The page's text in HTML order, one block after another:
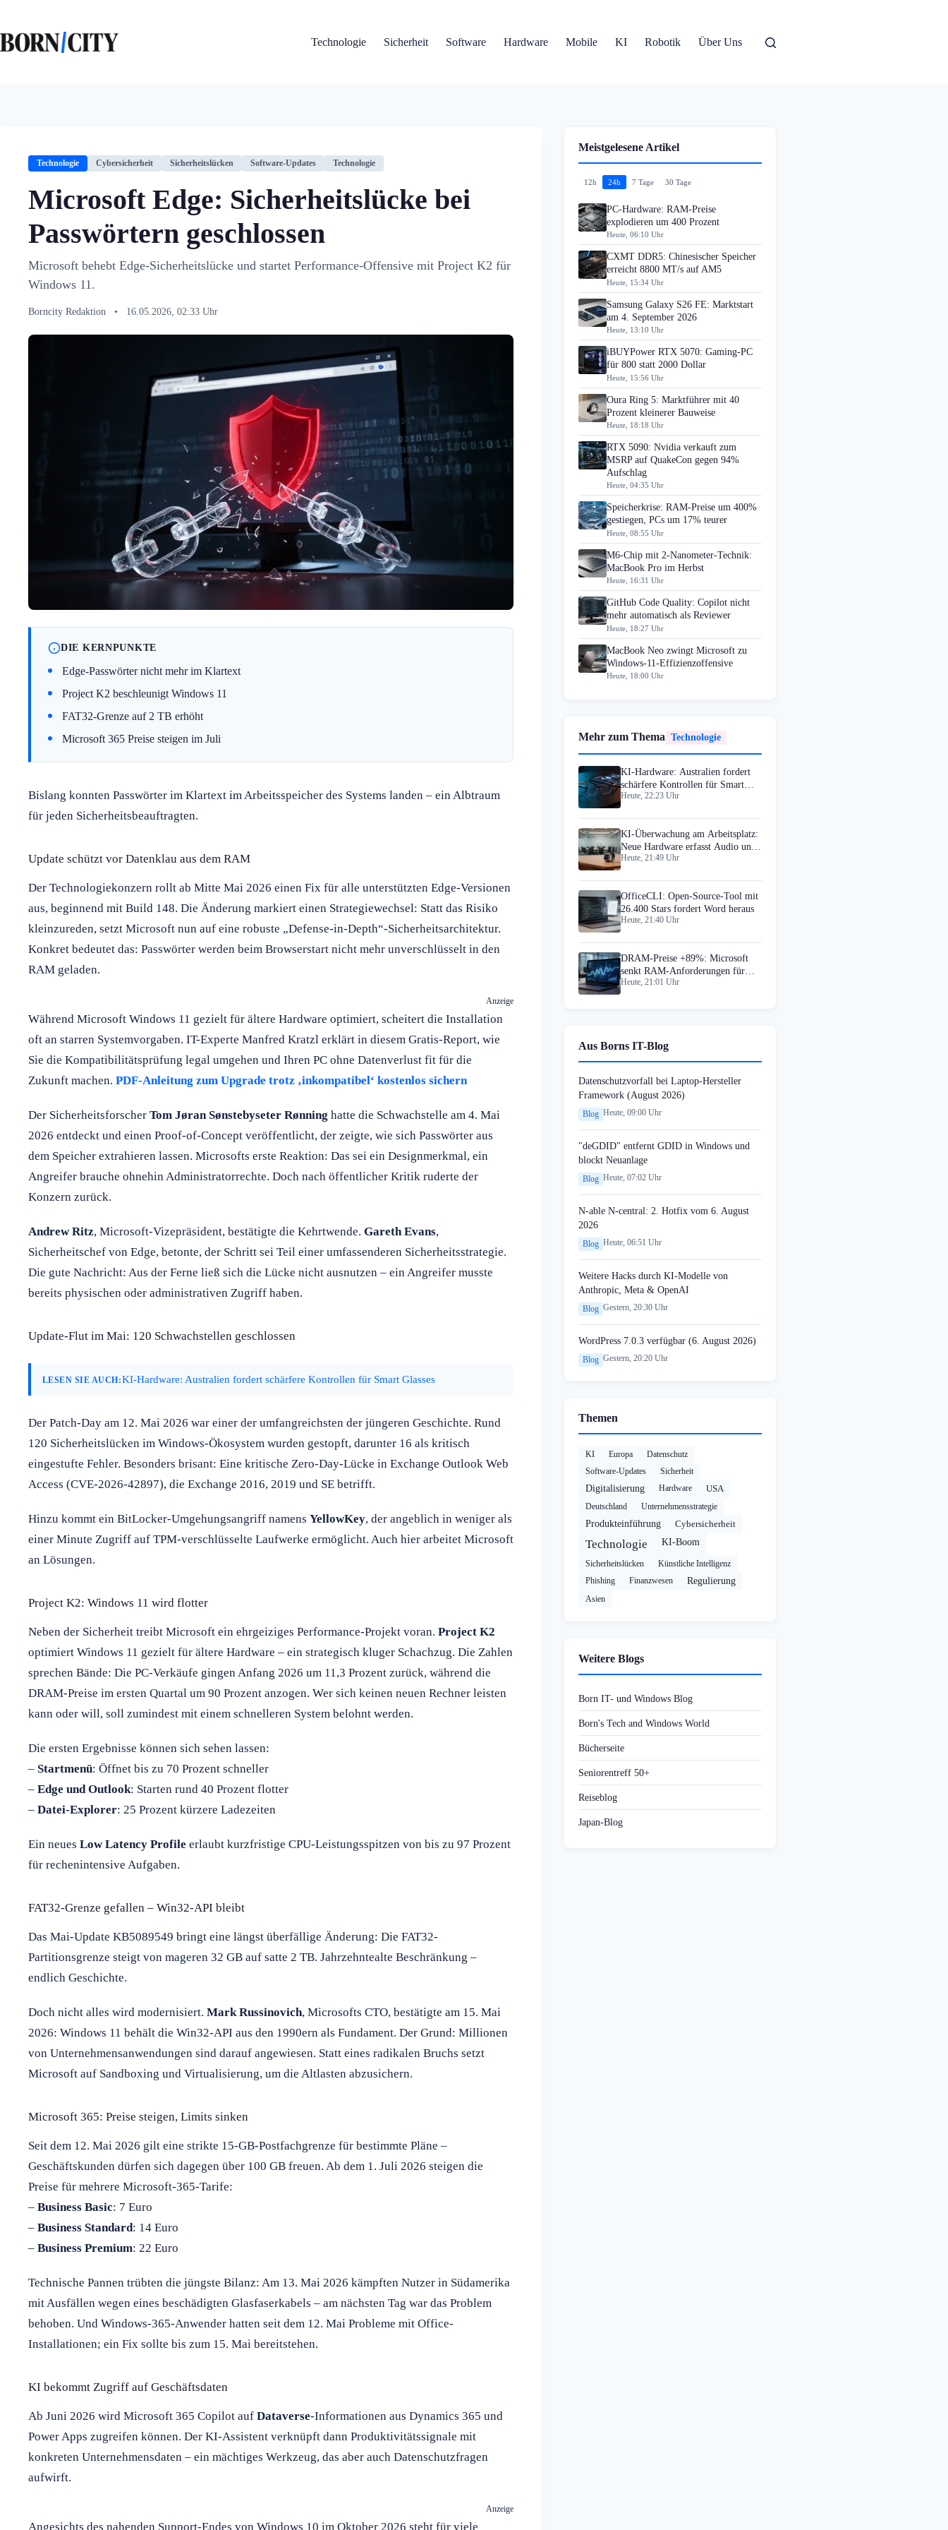
springen
Technologie
Sicherheit Software Hardware Mobile KI Robotik Über Uns
Technologie Cybersicherheit Sicherheitslücken Software-Updates Technologie
Microsoft Edge: Sicherheitslücke bei
Passwörtern geschlossen
Microsoft behebt Edge-Sicherheitslücke und startet Performance-Offensive mit Project K2 für
Windows 11.
Borncity Redaktion • 16.05.2026, 02:33 Uhr
DIE KERNPUNKTE
Edge-Passwörter nicht mehr im Klartext
Project K2 beschleunigt Windows 11
FAT32-Grenze auf 2 TB erhöht
Microsoft 365 Preise steigen im Juli
Bislang konnten Passwörter im Klartext im Arbeitsspeicher des Systems landen – ein Albtraum
für jeden Sicherheitsbeauftragten.
Update schützt vor Datenklau aus dem RAM
Der Technologiekonzern rollt ab Mitte Mai 2026 einen Fix für alle unterstützten Edge-Versionen
aus, beginnend mit Build 148. Die Änderung markiert einen Strategiewechsel: Statt das Risiko
kleinzureden, setzt Microsoft nun auf eine robuste „Defense-in-Depth“-Sicherheitsarchitektur.
Konkret bedeutet das: Passwörter werden beim Browserstart nicht mehr unverschlüsselt in den
RAM geladen.
Anzeige
Während Microsoft Windows 11 gezielt für ältere Hardware optimiert, scheitert die Installation
oft an starren Systemvorgaben. IT-Experte Manfred Kratzl erklärt in diesem Gratis-Report, wie
Sie die Kompatibilitätsprüfung legal umgehen und Ihren PC ohne Datenverlust fit für die
Zukunft machen. PDF-Anleitung zum Upgrade trotz ‚inkompatibel‘ kostenlos sichern
Der Sicherheitsforscher Tom Jøran Sønstebyseter Rønning hatte die Schwachstelle am 4. Mai
2026 entdeckt und einen Proof-of-Concept veröffentlicht, der zeigte, wie sich Passwörter aus
dem Speicher extrahieren lassen. Microsofts erste Reaktion: Das sei ein Designmerkmal, ein
Angreifer brauche ohnehin Administratorrechte. Doch nach öffentlicher Kritik ruderte der
Konzern zurück.
Andrew Ritz, Microsoft-Vizepräsident, bestätigte die Kehrtwende. Gareth Evans,
Sicherheitschef von Edge, betonte, der Schritt sei Teil einer umfassenderen Sicherheitsstrategie.
Die gute Nachricht: Aus der Ferne ließ sich die Lücke nicht ausnutzen – ein Angreifer musste
bereits physischen oder administrativen Zugriff haben.
Update-Flut im Mai: 120 Schwachstellen geschlossen
LESEN SIE AUCH:KI-Hardware: Australien fordert schärfere Kontrollen für Smart Glasses
Der Patch-Day am 12. Mai 2026 war einer der umfangreichsten der jüngeren Geschichte. Rund
120 Sicherheitslücken im Windows-Ökosystem wurden gestopft, darunter 16 als kritisch
eingestufte Fehler. Besonders brisant: Eine kritische Zero-Day-Lücke in Exchange Outlook Web
Access (CVE-2026-42897), die Exchange 2016, 2019 und SE betrifft.
Hinzu kommt ein BitLocker-Umgehungsangriff namens YellowKey, der angeblich in weniger als
einer Minute Zugriff auf TPM-verschlüsselte Laufwerke ermöglicht. Auch hier arbeitet Microsoft
an Lösungen.
Project K2: Windows 11 wird flotter
Neben der Sicherheit treibt Microsoft ein ehrgeiziges Performance-Projekt voran. Project K2
optimiert Windows 11 gezielt für ältere Hardware – ein strategisch kluger Schachzug. Die Zahlen
sprechen Bände: Die PC-Verkäufe gingen Anfang 2026 um 11,3 Prozent zurück, während die
DRAM-Preise im ersten Quartal um 90 Prozent anzogen. Wer sich keinen neuen Rechner leisten
kann oder will, soll zumindest mit einem schnelleren System belohnt werden.
Die ersten Ergebnisse können sich sehen lassen:
– Startmenü: Öffnet bis zu 70 Prozent schneller
– Edge und Outlook: Starten rund 40 Prozent flotter
– Datei-Explorer: 25 Prozent kürzere Ladezeiten
Ein neues Low Latency Profile erlaubt kurzfristige CPU-Leistungsspitzen von bis zu 97 Prozent
für rechenintensive Aufgaben.
FAT32-Grenze gefallen – Win32-API bleibt
Das Mai-Update KB5089549 bringt eine längst überfällige Änderung: Die FAT32-
Partitionsgrenze steigt von mageren 32 GB auf satte 2 TB. Jahrzehntealte Beschränkung –
endlich Geschichte.
Doch nicht alles wird modernisiert. Mark Russinovich, Microsofts CTO, bestätigte am 15. Mai
2026: Windows 11 behält die Win32-API aus den 1990ern als Fundament. Der Grund: Millionen
von Unternehmensanwendungen sind darauf angewiesen. Statt eines radikalen Bruchs setzt
Microsoft auf Sandboxing und Virtualisierung, um die Altlasten abzusichern.
Microsoft 365: Preise steigen, Limits sinken
Seit dem 12. Mai 2026 gilt eine strikte 15-GB-Postfachgrenze für bestimmte Pläne –
Geschäftskunden dürfen sich dagegen über 100 GB freuen. Ab dem 1. Juli 2026 steigen die
Preise für mehrere Microsoft-365-Tarife:
– Business Basic: 7 Euro
– Business Standard: 14 Euro
– Business Premium: 22 Euro
Technische Pannen trübten die jüngste Bilanz: Am 13. Mai 2026 kämpften Nutzer in Südamerika
mit Ausfällen wegen eines beschädigten Glasfaserkabels – am nächsten Tag war das Problem
behoben. Und Windows-365-Anwender hatten seit dem 12. Mai Probleme mit Office-
Installationen; ein Fix sollte bis zum 15. Mai bereitstehen.
KI bekommt Zugriff auf Geschäftsdaten
Ab Juni 2026 wird Microsoft 365 Copilot auf Dataverse-Informationen aus Dynamics 365 und
Power Apps zugreifen können. Der KI-Assistent verknüpft dann Produktivitätssignale mit
konkreten Unternehmensdaten – ein mächtiges Werkzeug, das aber auch Datenschutzfragen
aufwirft.
Anzeige
Angesichts des nahenden Support-Endes von Windows 10 im Oktober 2026 steht für viele
Meistgelesene Artikel
12h 24h 7 Tage 30 Tage
PC-Hardware: RAM-Preise
explodieren um 400 Prozent
Heute, 06:10 Uhr
CXMT DDR5: Chinesischer Speicher
erreicht 8800 MT/s auf AM5
Heute, 15:34 Uhr
Samsung Galaxy S26 FE: Marktstart
am 4. September 2026
Heute, 13:10 Uhr
iBUYPower RTX 5070: Gaming-PC
für 800 statt 2000 Dollar
Heute, 15:56 Uhr
Oura Ring 5: Marktführer mit 40
Prozent kleinerer Bauweise
Heute, 18:18 Uhr
RTX 5090: Nvidia verkauft zum
MSRP auf QuakeCon gegen 94%
Aufschlag
Heute, 04:35 Uhr
Speicherkrise: RAM-Preise um 400%
gestiegen, PCs um 17% teurer
Heute, 08:55 Uhr
M6-Chip mit 2-Nanometer-Technik:
MacBook Pro im Herbst
Heute, 16:31 Uhr
GitHub Code Quality: Copilot nicht
mehr automatisch als Reviewer
Heute, 18:27 Uhr
MacBook Neo zwingt Microsoft zu
Windows-11-Effizienzoffensive
Heute, 18:00 Uhr
Mehr zum Thema Technologie
KI-Hardware: Australien fordert
schärfere Kontrollen für Smart
Glasses
Heute, 22:23 Uhr
KI-Überwachung am Arbeitsplatz:
Neue Hardware erfasst Audio und
Video
Heute, 21:49 Uhr
OfficeCLI: Open-Source-Tool mit
26.400 Stars fordert Word heraus
Heute, 21:40 Uhr
DRAM-Preise +89%: Microsoft
senkt RAM-Anforderungen für
Windows 11
Heute, 21:01 Uhr
Aus Borns IT-Blog
Datenschutzvorfall bei Laptop-Hersteller
Framework (August 2026)
Blog Heute, 09:00 Uhr
"deGDID" entfernt GDID in Windows und
blockt Neuanlage
Blog Heute, 07:02 Uhr
N-able N-central: 2. Hotfix vom 6. August
2026
Blog Heute, 06:51 Uhr
Weitere Hacks durch KI-Modelle von
Anthropic, Meta & OpenAI
Blog Gestern, 20:30 Uhr
WordPress 7.0.3 verfügbar (6. August 2026)
Blog Gestern, 20:20 Uhr
Themen
KI Europa
Datenschutz
Software-Updates
Sicherheit
Digitalisierung Hardware USA
Deutschland Unternehmensstrategie
Produkteinführung Cybersicherheit
Technologie KI-Boom
Sicherheitslücken
Künstliche Intelligenz
Phishing
Finanzwesen Regulierung
Asien
Weitere Blogs
Born IT- und Windows Blog
Born's Tech and Windows World
Bücherseite
Seniorentreff 50+
Reiseblog
Japan-Blog